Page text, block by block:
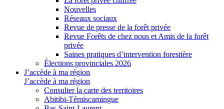
Nouvelles
Réseaux sociaux
Revue de presse de la forêt privée
Revue Forêts de chez nous et Amis de la forêt
privée
Saines pratiques d’intervention forestière
Élections provinciales 2026
J’accède à ma région
J’accède à ma région
Consulter la carte des territoires
Abitibi-Témiscamingue